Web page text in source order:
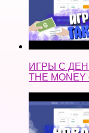
ИГРЫ С
THE